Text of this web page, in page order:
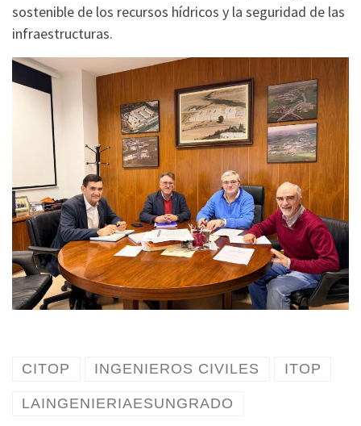
sostenible de los recursos hídricos y la seguridad de las
infraestructuras.
CITOP INGENIEROS CIVILES ITOP
LAINGENIERIAESUNGRADO